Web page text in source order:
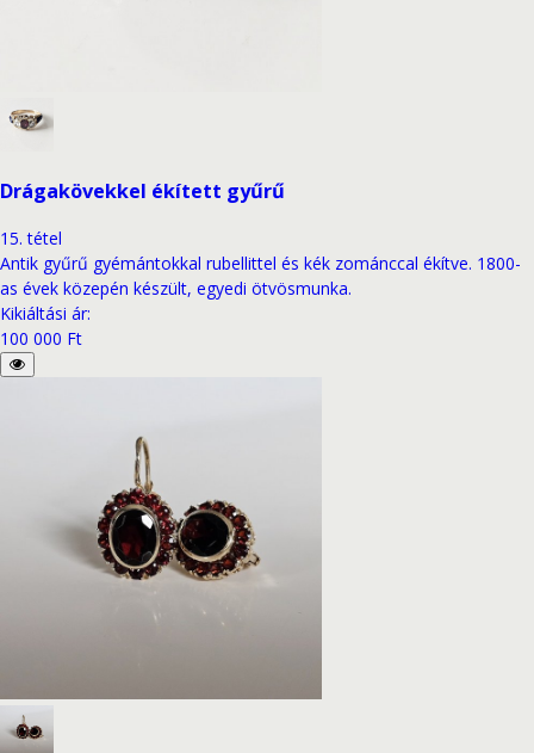
Drágakövekkel ékített gyűrű
15. tétel
Antik gyűrű gyémántokkal rubellittel és kék zománccal ékítve. 1800-
as évek közepén készült, egyedi ötvösmunka.
Kikiáltási ár:
100 000 Ft